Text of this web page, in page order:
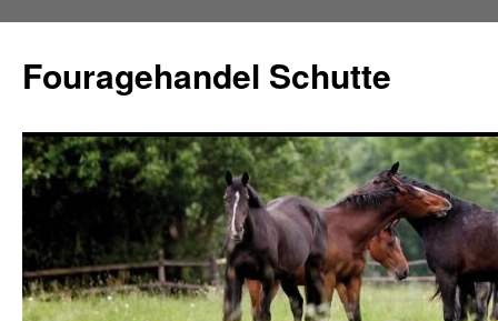
de
inhoud
Fouragehandel Schutte